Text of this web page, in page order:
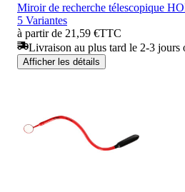
Miroir de recherche télescopique
5 Variantes
à partir de 21,59 €TTC
Livraison au plus tard le 2-3 jours
Afficher les détails